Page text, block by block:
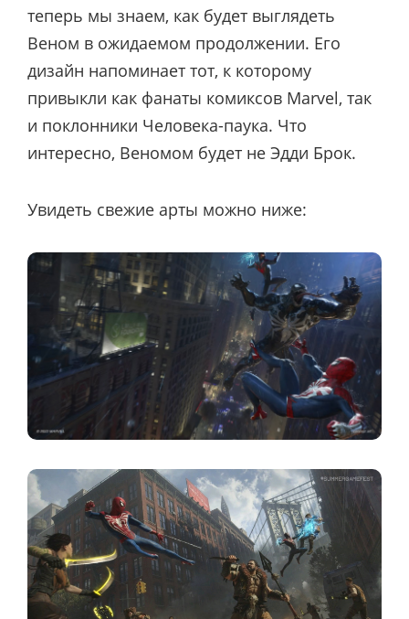
теперь мы знаем, как будет выглядеть
Веном в ожидаемом продолжении. Его
дизайн напоминает тот, к которому
привыкли как фанаты комиксов Marvel, так
и поклонники Человека-паука. Что
интересно, Веномом будет не Эдди Брок.
Увидеть свежие арты можно ниже: